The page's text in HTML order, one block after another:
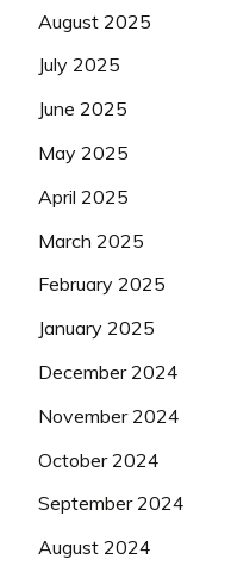
August 2025
July 2025
June 2025
May 2025
April 2025
March 2025
February 2025
January 2025
December 2024
November 2024
October 2024
September 2024
August 2024